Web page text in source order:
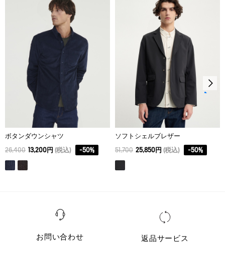
62
M 63
64
ボタンダウンシャツ
26,400 13,200円 (税込) -50%
ソフトシェルブレザー
51,700 25,850円 (税込) -50%
お問い合わせ 返品サービス